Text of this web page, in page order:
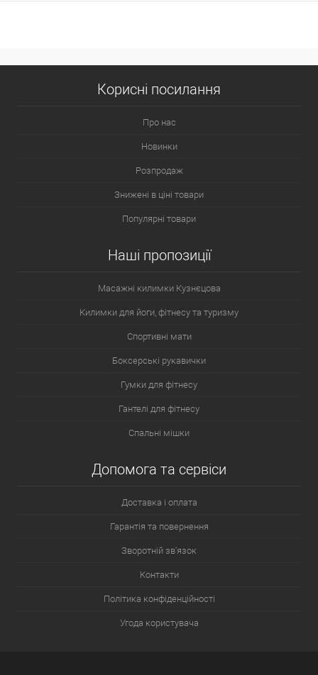
Корисні посилання
Про нас
Новинки
Розпродаж
Знижені в ціні товари
Популярні товари
Наші пропозиції
Масажні килимки Кузнєцова
Килимки для йоги, фітнесу та туризму
Спортивні мати
Боксерські рукавички
Гумки для фітнесу
Гантелі для фітнесу
Спальні мішки
Допомога та сервіси
Доставка і оплата
Гарантія та повернення
Зворотній зв'язок
Контакти
Політика конфіденційності
Угода користувача